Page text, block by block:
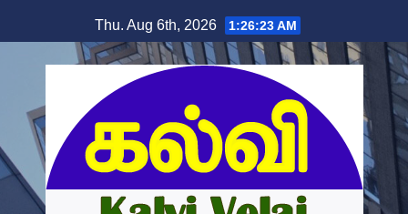
to
content
Thu. Aug 6th, 2026 1:26:23 AM